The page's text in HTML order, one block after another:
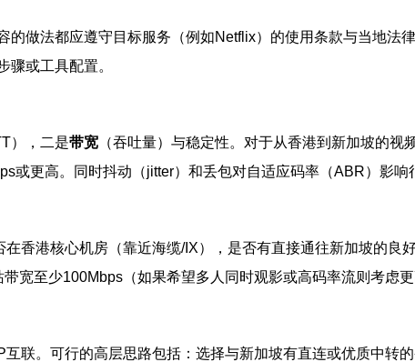
做法都应遵守目标服务（例如Netflix）的使用条款与当地法
骤或工具配置。
），二是带宽 （吞吐量）与稳定性。对于从香港到新加坡的
更高。同时抖动（jitter）和丢包对自适应码率（ABR）影响
香港核心机房（靠近海缆/IX），是否有直接通往新加坡的
宽至少100Mbps（如果希望多人同时观影或高码率流则考虑更
联。可行的高层思路包括：选择与新加坡有直连或优质中转